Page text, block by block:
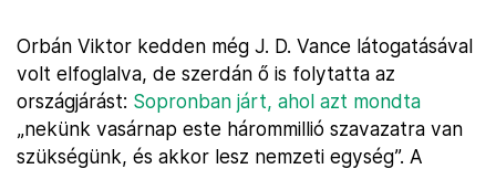
Orbán Viktor kedden még J. D. Vance látogatásával
volt elfoglalva, de szerdán ő is folytatta az
országjárást: Sopronban járt, ahol azt mondta
„nekünk vasárnap este hárommillió szavazatra van
szükségünk, és akkor lesz nemzeti egység”. A